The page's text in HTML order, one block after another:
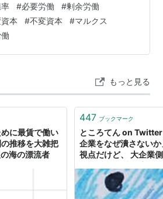
は、一定分量の対象化された労働
買された労働力の価値と同じく不
が、生産過程そのものにおいて
ドのかわりに自らを実証しつつあ
りに流動量が…
#必要労働 #剰余労働
本 #不変資本 #マルクス
もっと見る
に最賃で働い
推移を大雑把
海の漂流者
447 ブックマーク
ところてん on
企業をなぜ潰さない
視点だけど、 大企業
わせて、社員を増減
難しいから、稼働の